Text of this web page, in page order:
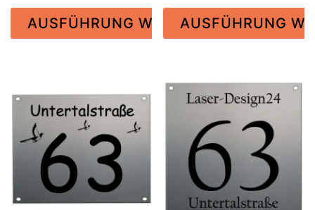
25,95 €
bis
AUSFÜHRUNG WÄHLEN
weist
mehrere
Varianten
auf.
Die
Optionen
können
bis
AUSFÜHRUNG
weist
mehrere
Varianten
Optionen
können